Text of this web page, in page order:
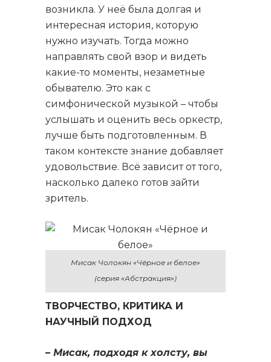
возникла. У неё была долгая и
интересная история, которую
нужно изучать. Тогда можно
направлять свой взор и видеть
какие-то моменты, незаметные
обывателю. Это как с
симфонической музыкой – чтобы
услышать и оценить весь оркестр,
лучше быть подготовленным. В
таком контексте знание добавляет
удовольствие. Всё зависит от того,
насколько далеко готов зайти
зритель.
Мисак Чолокян «Чёрное и белое»
(серия «Абстракция»)
ТВОРЧЕСТВО, КРИТИКА И
НАУЧНЫЙ ПОДХОД
– Мисак, подходя к холсту, вы